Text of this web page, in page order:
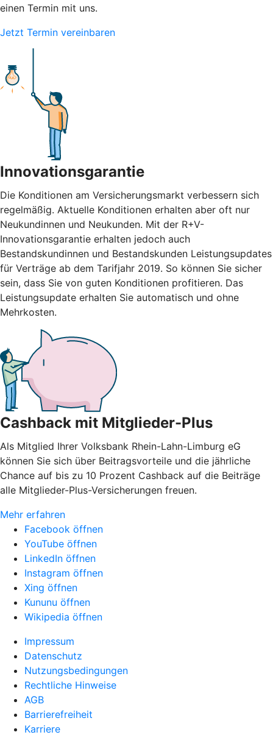
einen Termin mit uns.
Jetzt Termin vereinbaren
Innovationsgarantie
Die Konditionen am Versicherungsmarkt verbessern sich
regelmäßig. Aktuelle Konditionen erhalten aber oft nur
Neukundinnen und Neukunden. Mit der R+V-
Innovationsgarantie erhalten jedoch auch
Bestandskundinnen und Bestandskunden Leistungsupdates
für Verträge ab dem Tarifjahr 2019. So können Sie sicher
sein, dass Sie von guten Konditionen profitieren. Das
Leistungsupdate erhalten Sie automatisch und ohne
Mehrkosten.
Cashback mit Mitglieder-Plus
Als Mitglied Ihrer Volksbank Rhein-Lahn-Limburg eG
können Sie sich über Beitragsvorteile und die jährliche
Chance auf bis zu 10 Prozent Cashback auf die Beiträge
alle Mitglieder-Plus-Versicherungen freuen.
Mehr erfahren
Facebook öffnen
YouTube öffnen
LinkedIn öffnen
Instagram öffnen
Xing öffnen
Kununu öffnen
Wikipedia öffnen
Impressum
Datenschutz
Nutzungsbedingungen
Rechtliche Hinweise
AGB
Barrierefreiheit
Karriere